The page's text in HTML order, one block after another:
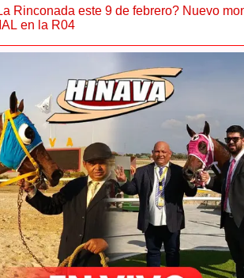
Rinconada este 9 de febrero? Nuevo
en la R04